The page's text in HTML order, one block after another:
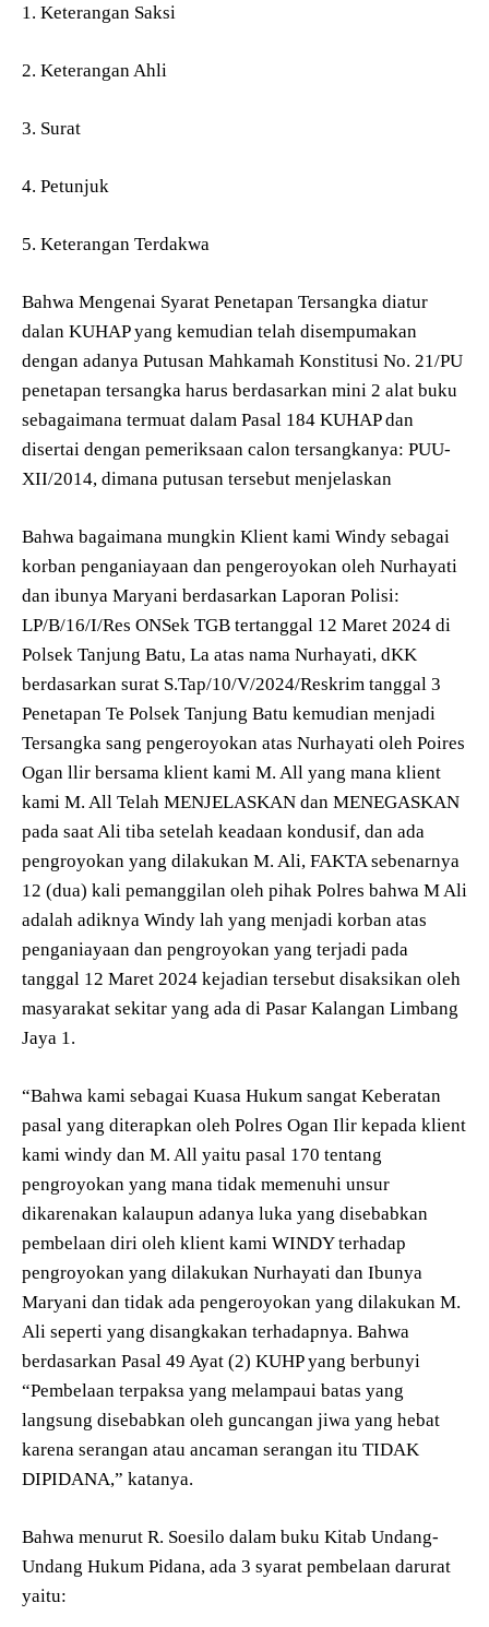
1. Keterangan Saksi
2. Keterangan Ahli
3. Surat
4. Petunjuk
5. Keterangan Terdakwa
Bahwa Mengenai Syarat Penetapan Tersangka diatur
dalan KUHAP yang kemudian telah disempumakan
dengan adanya Putusan Mahkamah Konstitusi No. 21/PU
penetapan tersangka harus berdasarkan mini 2 alat buku
sebagaimana termuat dalam Pasal 184 KUHAP dan
disertai dengan pemeriksaan calon tersangkanya: PUU-
XII/2014, dimana putusan tersebut menjelaskan
Bahwa bagaimana mungkin Klient kami Windy sebagai
korban penganiayaan dan pengeroyokan oleh Nurhayati
dan ibunya Maryani berdasarkan Laporan Polisi:
LP/B/16/I/Res ONSek TGB tertanggal 12 Maret 2024 di
Polsek Tanjung Batu, La atas nama Nurhayati, dKK
berdasarkan surat S.Tap/10/V/2024/Reskrim tanggal 3
Penetapan Te Polsek Tanjung Batu kemudian menjadi
Tersangka sang pengeroyokan atas Nurhayati oleh Poires
Ogan llir bersama klient kami M. All yang mana klient
kami M. All Telah MENJELASKAN dan MENEGASKAN
pada saat Ali tiba setelah keadaan kondusif, dan ada
pengroyokan yang dilakukan M. Ali, FAKTA sebenarnya
12 (dua) kali pemanggilan oleh pihak Polres bahwa M Ali
adalah adiknya Windy lah yang menjadi korban atas
penganiayaan dan pengroyokan yang terjadi pada
tanggal 12 Maret 2024 kejadian tersebut disaksikan oleh
masyarakat sekitar yang ada di Pasar Kalangan Limbang
Jaya 1.
“Bahwa kami sebagai Kuasa Hukum sangat Keberatan
pasal yang diterapkan oleh Polres Ogan Ilir kepada klient
kami windy dan M. All yaitu pasal 170 tentang
pengroyokan yang mana tidak memenuhi unsur
dikarenakan kalaupun adanya luka yang disebabkan
pembelaan diri oleh klient kami WINDY terhadap
pengroyokan yang dilakukan Nurhayati dan Ibunya
Maryani dan tidak ada pengeroyokan yang dilakukan M.
Ali seperti yang disangkakan terhadapnya. Bahwa
berdasarkan Pasal 49 Ayat (2) KUHP yang berbunyi
“Pembelaan terpaksa yang melampaui batas yang
langsung disebabkan oleh guncangan jiwa yang hebat
karena serangan atau ancaman serangan itu TIDAK
DIPIDANA,” katanya.
Bahwa menurut R. Soesilo dalam buku Kitab Undang-
Undang Hukum Pidana, ada 3 syarat pembelaan darurat
yaitu: